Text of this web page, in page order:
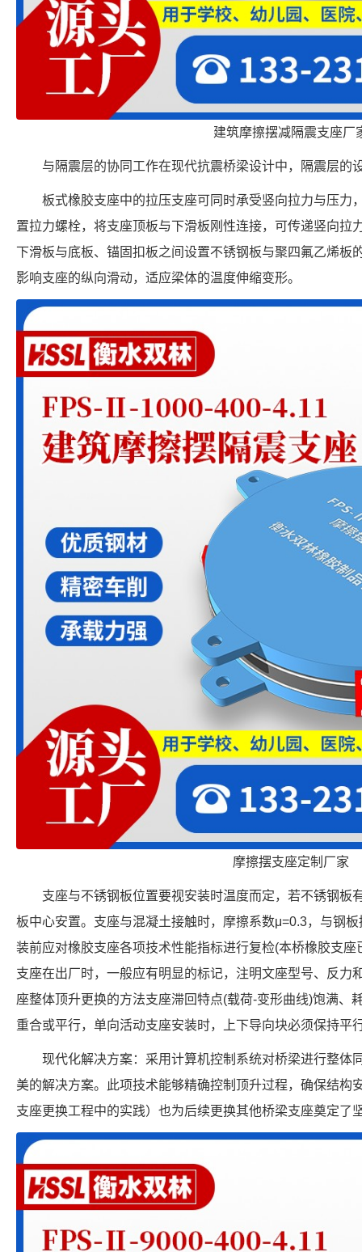
建筑摩擦摆减隔震支座厂
与隔震层的协同工作在现代抗震桥梁设计中，隔震层的
板式橡胶支座中的拉压支座可同时承受竖向拉力与压力
置拉力螺栓，将支座顶板与下滑板刚性连接，可传递竖向拉
下滑板与底板、锚固扣板之间设置不锈钢板与聚四氟乙烯板
影响支座的纵向滑动，适应梁体的温度伸缩变形。
摩擦摆支座定制厂家
支座与不锈钢板位置要视安装时温度而定，若不锈钢板
板中心安置。支座与混凝土接触时，摩擦系数μ=0.3，与钢
装前应对橡胶支座各项技术性能指标进行复检(本桥橡胶支
支座在出厂时，一般应有明显的标记，注明文座型号、反力
座整体顶升更换的方法支座滞回特点(载荷-变形曲线)饱满、
重合或平行，单向活动支座安装时，上下导向块必须保持平
现代化解决方案：采用计算机控制系统对桥梁进行整体
美的解决方案。此项技术能够精确控制顶升过程，确保结构
支座更换工程中的实践）也为后续更换其他桥梁支座奠定了